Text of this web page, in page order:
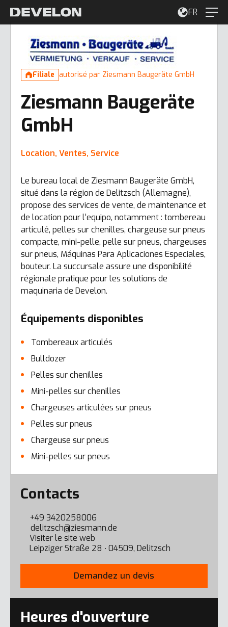
FR
Filiale autorisé par Ziesmann Baugeräte GmbH
Ziesmann Baugeräte
GmbH
Location, Ventes, Service
Le bureau local de Ziesmann Baugeräte GmbH,
situé dans la région de Delitzsch (Allemagne),
propose des services de vente, de maintenance et
de location pour l’equipo, notamment : tombereau
articulé, pelles sur chenilles, chargeuse sur pneus
compacte, mini-pelle, pelle sur pneus, chargeuses
sur pneus, Máquinas Para Aplicaciones Especiales,
bouteur. La succursale assure une disponibilité
régionale pratique pour les solutions de
maquinaria de Develon.
Équipements disponibles
Tombereaux articulés
Bulldozer
Pelles sur chenilles
Mini-pelles sur chenilles
Chargeuses articulées sur pneus
Pelles sur pneus
Chargeuse sur pneus
Mini-pelles sur pneus
Error here
Contacts
+49 3420258006
delitzsch@ziesmann.de
Visiter le site web
Leipziger Straße 28 ∙ 04509, Delitzsch
Demandez un devis
Heures d'ouverture